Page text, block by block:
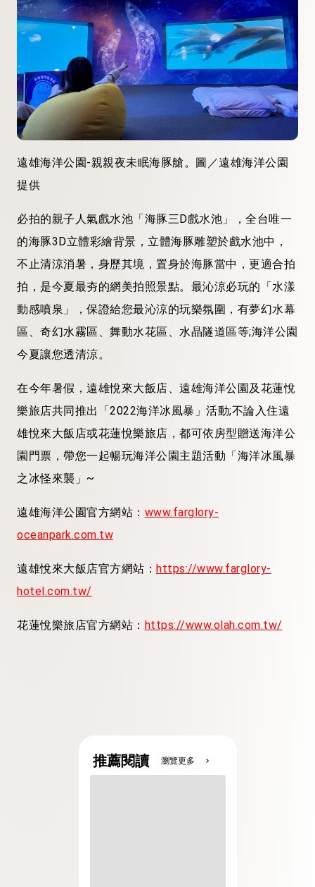
遠雄海洋公園-親親夜未眠海豚艙。圖／遠雄海洋公園
提供
必拍的親子人氣戲水池「海豚三D戲水池」，全台唯一
的海豚3D立體彩繪背景，立體海豚雕塑於戲水池中，
不止清涼消暑，身歷其境，置身於海豚當中，更適合拍
拍，是今夏最夯的網美拍照景點。最沁涼必玩的「水漾
動感噴泉」，保證給您最沁涼的玩樂氛圍，有夢幻水幕
區、奇幻水霧區、舞動水花區、水晶隧道區等;海洋公園
今夏讓您透清涼。
在今年暑假，遠雄悅來大飯店、遠雄海洋公園及花蓮悅
樂旅店共同推出「2022海洋冰風暴」活動;不論入住遠
雄悅來大飯店或花蓮悅樂旅店，都可依房型贈送海洋公
園門票，帶您一起暢玩海洋公園主題活動「海洋冰風暴
之冰怪來襲」~
遠雄海洋公園官方網站： www.farglory-
oceanpark.com.tw
遠雄悅來大飯店官方網站： https://www.farglory-
hotel.com.tw/
花蓮悅樂旅店官方網站： https://www.olah.com.tw/
推薦閱讀 瀏覽更多 chevron_right